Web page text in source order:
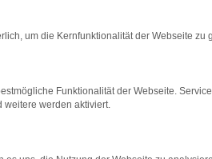
bestimmter Seiten
beheben.
auf dem neuesten Stand
um die Kernfunktionalität der Webseite zu
Funktionalität der Webseite.
weitere werden aktiviert.